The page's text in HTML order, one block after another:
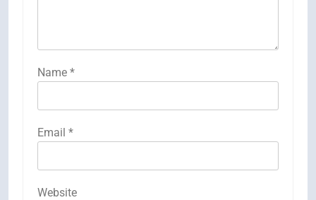
Name *
Email *
Website